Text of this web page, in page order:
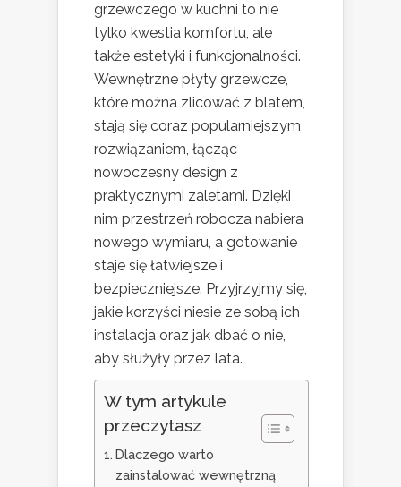
grzewczego w kuchni to nie
tylko kwestia komfortu, ale
także estetyki i funkcjonalności.
Wewnętrzne płyty grzewcze,
które można zlicować z blatem,
stają się coraz popularniejszym
rozwiązaniem, łącząc
nowoczesny design z
praktycznymi zaletami. Dzięki
nim przestrzeń robocza nabiera
nowego wymiaru, a gotowanie
staje się łatwiejsze i
bezpieczniejsze. Przyjrzyjmy się,
jakie korzyści niesie ze sobą ich
instalacja oraz jak dbać o nie,
aby służyły przez lata.
W tym artykule
przeczytasz
Dlaczego warto
zainstalować wewnętrzną